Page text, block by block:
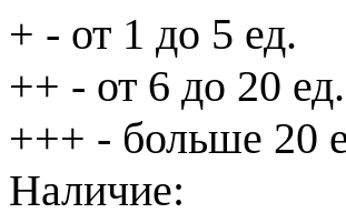
+ - от 1 до 5 ед.
++ - от 6 до 20 ед.
+++ - больше 20
Наличие: